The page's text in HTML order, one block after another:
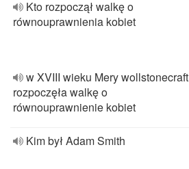
Kto rozpoczął walkę o
równouprawnienia kobiet
w XVIII wieku Mery wollstonecraft
rozpoczęła walkę o
równouprawnienie kobiet
Kim był Adam Smith